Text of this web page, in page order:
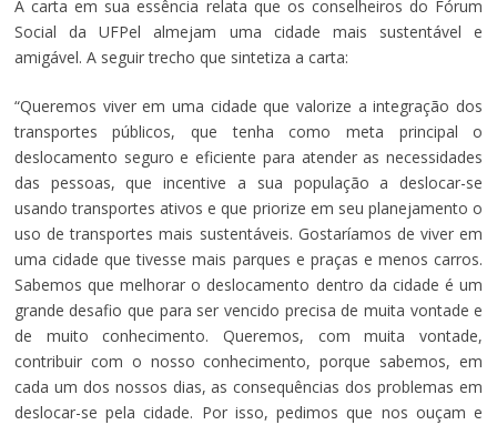
A carta em sua essência relata que os conselheiros do Fórum
Social da UFPel almejam uma cidade mais sustentável e
amigável. A seguir trecho que sintetiza a carta:
“Queremos viver em uma cidade que valorize a integração dos
transportes públicos, que tenha como meta principal o
deslocamento seguro e eficiente para atender as necessidades
das pessoas, que incentive a sua população a deslocar-se
usando transportes ativos e que priorize em seu planejamento o
uso de transportes mais sustentáveis. Gostaríamos de viver em
uma cidade que tivesse mais parques e praças e menos carros.
Sabemos que melhorar o deslocamento dentro da cidade é um
grande desafio que para ser vencido precisa de muita vontade e
de muito conhecimento. Queremos, com muita vontade,
contribuir com o nosso conhecimento, porque sabemos, em
cada um dos nossos dias, as consequências dos problemas em
deslocar-se pela cidade. Por isso, pedimos que nos ouçam e